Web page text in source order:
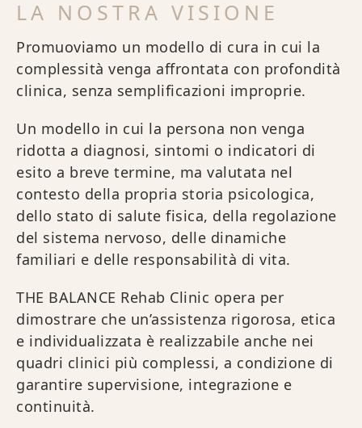
LA NOSTRA VISIONE
Promuoviamo un modello di cura in cui la
complessità venga affrontata con profondità
clinica, senza semplificazioni improprie.
Un modello in cui la persona non venga
ridotta a diagnosi, sintomi o indicatori di
esito a breve termine, ma valutata nel
contesto della propria storia psicologica,
dello stato di salute fisica, della regolazione
del sistema nervoso, delle dinamiche
familiari e delle responsabilità di vita.
THE BALANCE Rehab Clinic opera per
dimostrare che un’assistenza rigorosa, etica
e individualizzata è realizzabile anche nei
quadri clinici più complessi, a condizione di
garantire supervisione, integrazione e
continuità.